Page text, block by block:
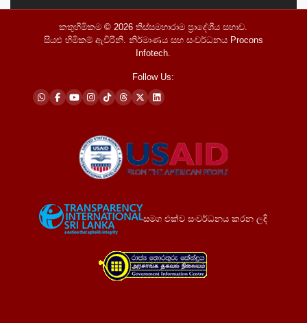
කතුහිමිකම © 2026තිස්සමහාරාම ප්‍රාදේශීය සභාව.
සියළු හිමිකම් ඇවිරිනි. නිර්මාණය සහ සංවර්ධනය Procons
Infotech.
Follow Us:
සමග එක්ව සංවර්ධනය කරන ලදි